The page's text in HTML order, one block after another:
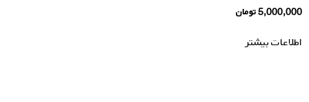
5,000,000تومان
اطلاعات بیشتر